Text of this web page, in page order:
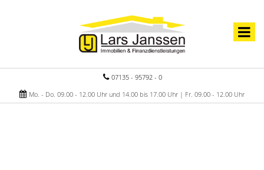
07135 - 95792 - 0
Mo. - Do. 09.00 - 12.00 Uhr und 14.00 bis 17.00 Uhr | Fr. 09.00 - 12.00 Uhr